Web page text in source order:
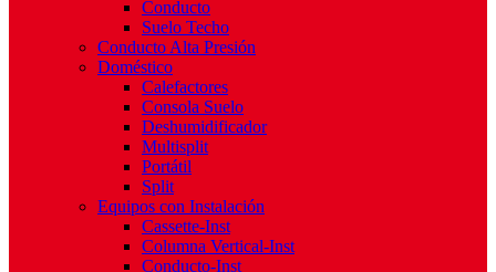
Conducto
Suelo Techo
Conducto Alta Presión
Doméstico
Calefactores
Consola Suelo
Deshumidificador
Multisplit
Portátil
Split
Equipos con Instalación
Cassette-Inst
Columna Vertical-Inst
Conducto-Inst